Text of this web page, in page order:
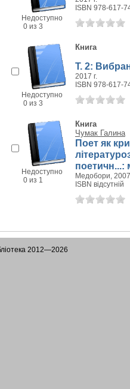
Недоступно
0 из 3
ISBN 978-617-
Недоступно
0 из 3
Книга
Т. 2:
2017 г.
ISBN 978-617-
Недоступно
0 из 1
Книга
Чумак Галина
Поет як
поетичн...:
Медобори, 2007
ISBN відсутній
2012—2026